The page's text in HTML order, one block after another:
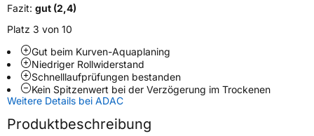
Verwendung
FahrzeugartTransporter
Weitere Eigenschaften
SchlauchtypTL
Fazit: gut (2,4)
Platz 3 von 10
Gut beim Kurven-Aquaplaning
Niedriger Rollwiderstand
Schnelllaufprüfungen bestanden
Kein Spitzenwert bei der Verzögerung im Trockenen
Weitere Details bei ADAC
Produktbeschreibung